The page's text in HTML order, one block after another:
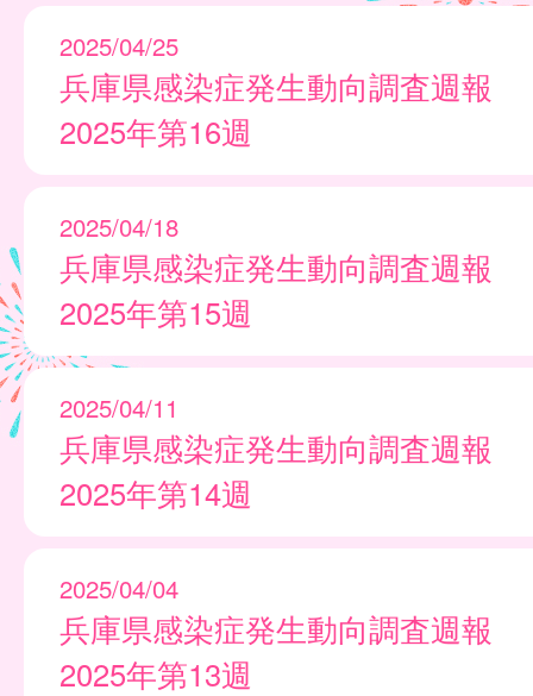
2025/04/25
兵庫県感染症発生動向調査週報
2025年第16週
2025/04/18
兵庫県感染症発生動向調査週報
2025年第15週
2025/04/11
兵庫県感染症発生動向調査週報
2025年第14週
2025/04/04
兵庫県感染症発生動向調査週報
2025年第13週